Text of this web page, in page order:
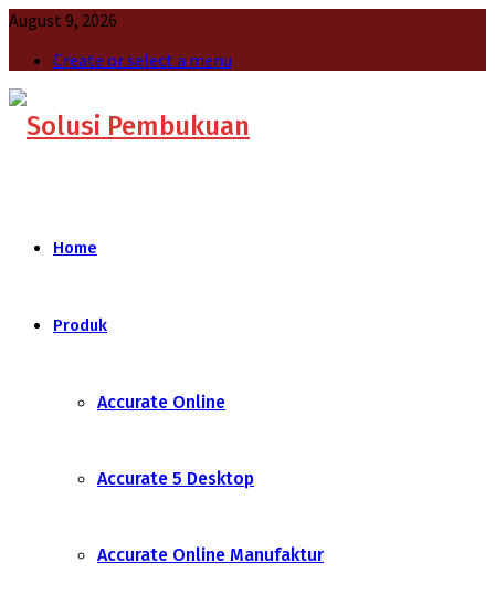
August 9, 2026
Create or select a menu
Home
Produk
Accurate Online
Accurate 5 Desktop
Accurate Online Manufaktur